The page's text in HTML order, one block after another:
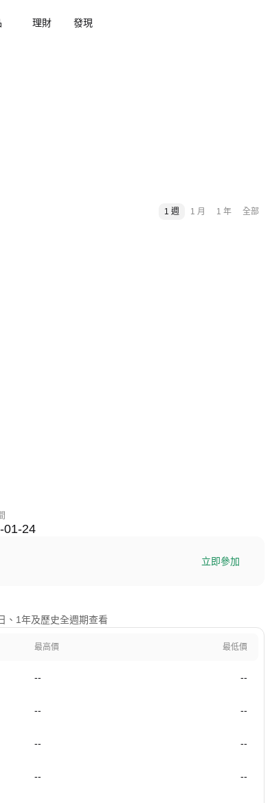
理財 發現
1 週 1 月 1 年 全部
01-24
立即參加
、1年及歷史全週期查看
最高價 最低價
-- --
-- --
-- --
-- --